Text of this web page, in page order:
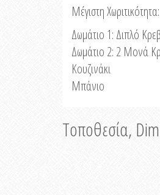
Μέγιστη
Δωμάτιο 1: Διπλό
Δωμάτιο 2: 2 Μονά
Κουζινάκι
Μπάνιο
Τοποθεσία,